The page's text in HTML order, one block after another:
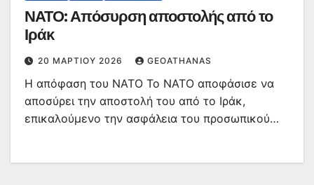
ΝΑΤΟ: Απόσυρση αποστολής από το
Ιράκ
20 ΜΑΡΤΊΟΥ 2026 GEOATHANAS
Η απόφαση του ΝΑΤΟ Το ΝΑΤΟ αποφάσισε να
αποσύρει την αποστολή του από το Ιράκ,
επικαλούμενο την ασφάλεια του προσωπικού…